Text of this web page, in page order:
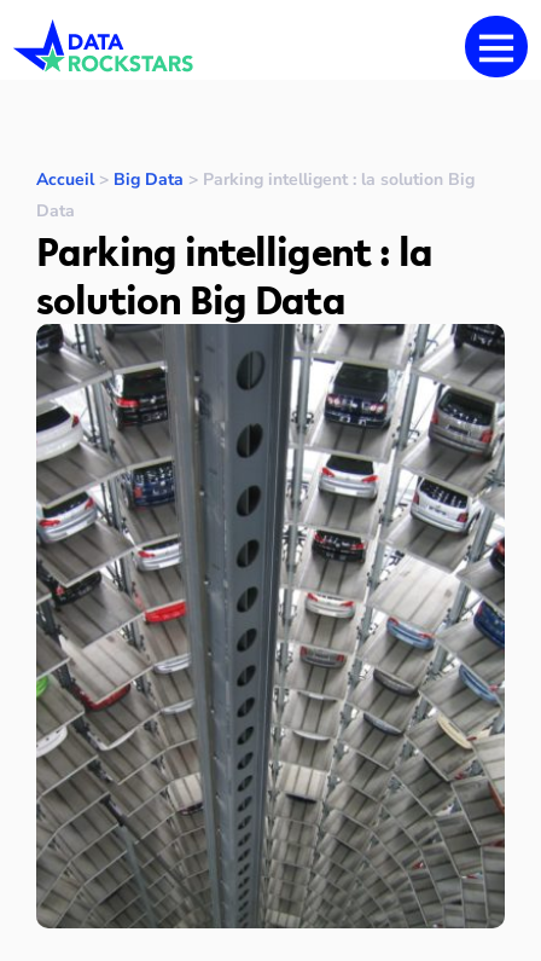
Accueil> Big Data > Parking intelligent : la solution Big
Data
Parking intelligent : la
solution Big Data